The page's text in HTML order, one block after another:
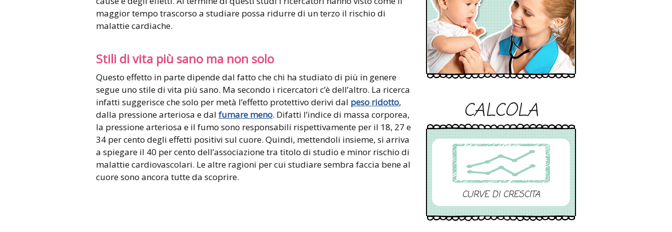
maggior tempo trascorso a studiare possa ridurre di un terzo il rischio di
malattie cardiache.
Stili di vita più sano ma non solo
Questo effetto in parte dipende dal fatto che chi ha studiato di più in genere
segue uno stile di vita più sano. Ma secondo i ricercatori c’è dell’altro. La ricerca
infatti suggerisce che solo per metà l’effetto protettivo derivi dal peso ridotto,
dalla pressione arteriosa e dal fumare meno. Difatti l’indice di massa corporea,
la pressione arteriosa e il fumo sono responsabili rispettivamente per il 18, 27 e
34 per cento degli effetti positivi sul cuore. Quindi, mettendoli insieme, si arriva
a spiegare il 40 per cento dell’associazione tra titolo di studio e minor rischio di
malattie cardiovascolari. Le altre ragioni per cui studiare sembra faccia bene al
cuore sono ancora tutte da scoprire.
CALCOLA
CURVE DI CRESCITA